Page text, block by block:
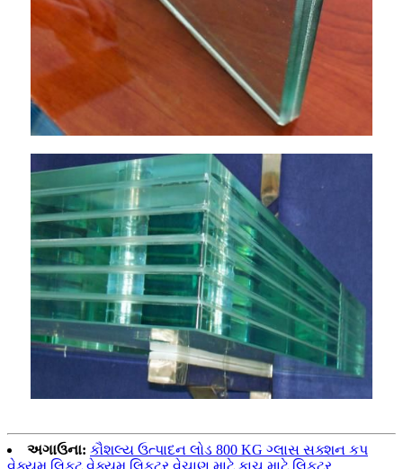
અગાઉના: કૌશલ્ય ઉત્પાદન લોડ 800 KG ગ્લાસ સક્શન કપ
વેક્યુમ લિફ્ટ વેક્યુમ લિફ્ટર વેચાણ માટે કાચ માટે લિફ્ટર